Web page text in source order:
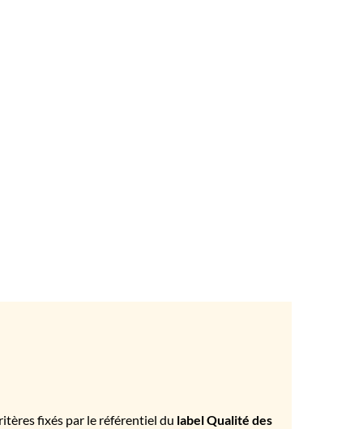
fixés par le référentiel du label Qualité des